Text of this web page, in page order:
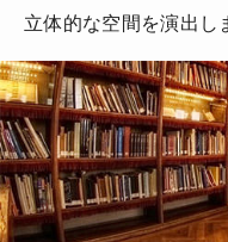
立体的な空間を演出し